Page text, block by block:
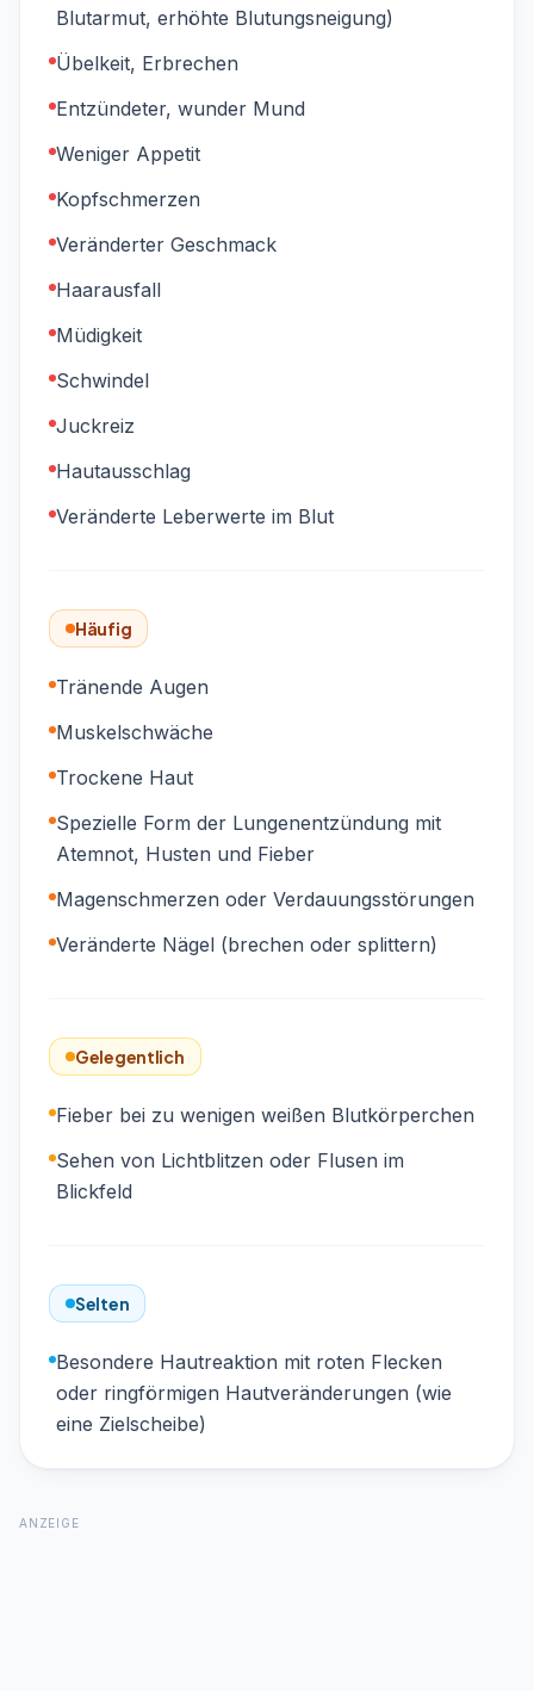
Blutarmut, erhöhte Blutungsneigung)
Übelkeit, Erbrechen
Entzündeter, wunder Mund
Weniger Appetit
Kopfschmerzen
Veränderter Geschmack
Haarausfall
Müdigkeit
Schwindel
Juckreiz
Hautausschlag
Veränderte Leberwerte im Blut
Häufig
Tränende Augen
Muskelschwäche
Trockene Haut
Spezielle Form der Lungenentzündung mit
Atemnot, Husten und Fieber
Magenschmerzen oder Verdauungsstörungen
Veränderte Nägel (brechen oder splittern)
Gelegentlich
Fieber bei zu wenigen weißen Blutkörperchen
Sehen von Lichtblitzen oder Flusen im
Blickfeld
Selten
Besondere Hautreaktion mit roten Flecken
oder ringförmigen Hautveränderungen (wie
eine Zielscheibe)
ANZEIGE